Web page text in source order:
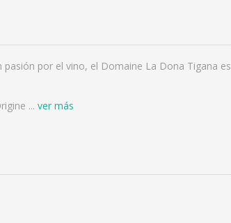
por el vino, el Domaine La Dona Tigana es
... ver más